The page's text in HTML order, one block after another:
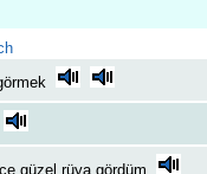
güzel rüya gördüm